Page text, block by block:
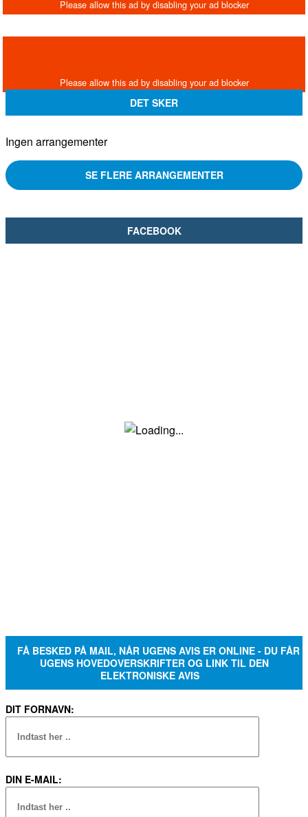
DET SKER
Ingen arrangementer
SE FLERE ARRANGEMENTER
FACEBOOK
FÅ BESKED PÅ MAIL, NÅR UGENS AVIS ER ONLINE - DU FÅR
UGENS HOVEDOVERSKRIFTER OG LINK TIL DEN
ELEKTRONISKE AVIS
DIT FORNAVN:
DIN E-MAIL: